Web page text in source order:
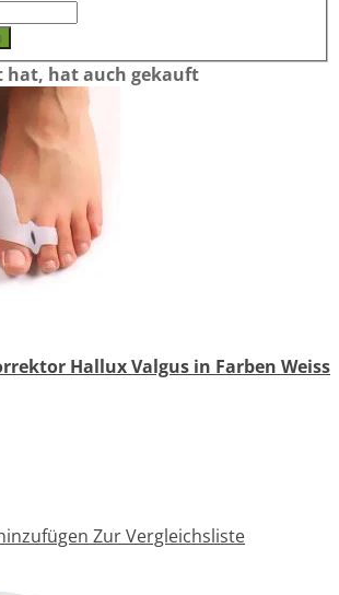
hat, hat auch gekauft
Hallux Valgus in Farben Weiss
Zur Vergleichsliste